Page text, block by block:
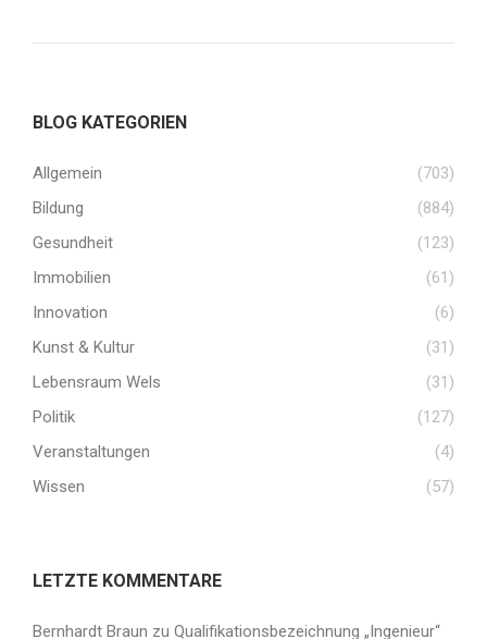
BLOG KATEGORIEN
Allgemein
(703)
Bildung
(884)
Gesundheit
(123)
Immobilien
(61)
Innovation
(6)
Kunst & Kultur
(31)
Lebensraum Wels
(31)
Politik
(127)
Veranstaltungen
(4)
Wissen
(57)
LETZTE KOMMENTARE
Bernhardt Braun zu Qualifikationsbezeichnung „Ingenieur“